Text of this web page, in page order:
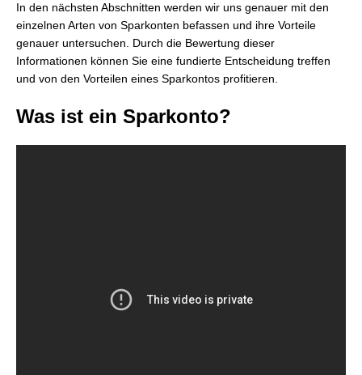
In den nächsten Abschnitten werden wir uns genauer mit den
einzelnen Arten von Sparkonten befassen und ihre Vorteile
genauer untersuchen. Durch die Bewertung dieser
Informationen können Sie eine fundierte Entscheidung treffen
und von den Vorteilen eines Sparkontos profitieren.
Was ist ein Sparkonto?